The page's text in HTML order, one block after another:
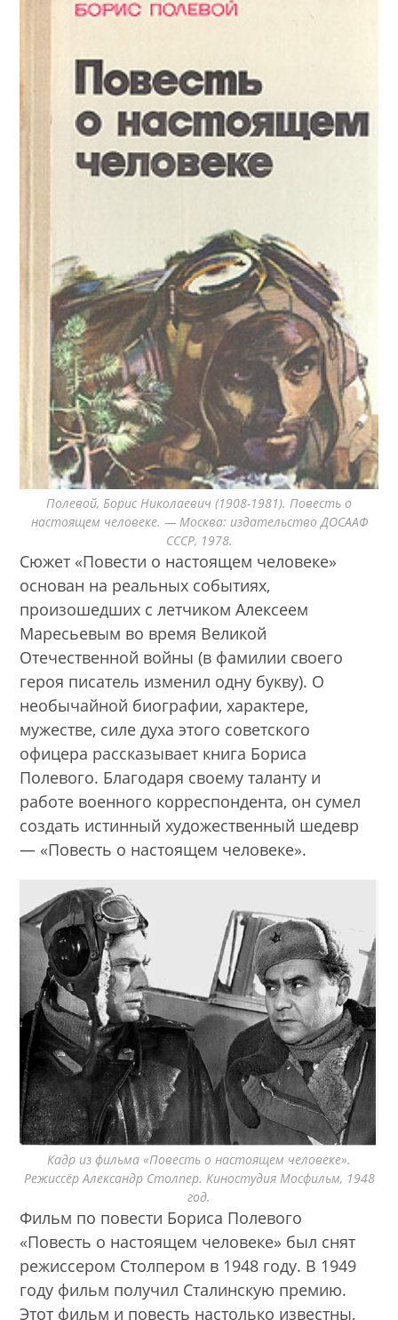
Полевой, Борис Николаевич (1908-1981). Повесть о
настоящем человеке. — Москва: издательство ДОСААФ
СССР, 1978.
Сюжет «Повести о настоящем человеке»
основан на реальных событиях,
произошедших с летчиком Алексеем
Маресьевым во время Великой
Отечественной войны (в фамилии своего
героя писатель изменил одну букву). О
необычайной биографии, характере,
мужестве, силе духа этого советского
офицера рассказывает книга Бориса
Полевого. Благодаря своему таланту и
работе военного корреспондента, он сумел
создать истинный художественный шедевр
— «Повесть о настоящем человеке».
Кадр из фильма «Повесть о настоящем человеке».
Режиссёр Александр Столпер. Киностудия Мосфильм, 1948
год.
Фильм по повести Бориса Полевого
«Повесть о настоящем человеке» был снят
режиссером Столпером в 1948 году. В 1949
году фильм получил Сталинскую премию.
Этот фильм и повесть настолько известны,